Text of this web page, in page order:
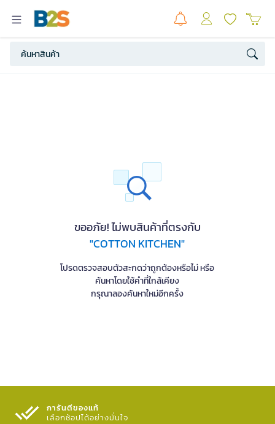
ขออภัย! ไม่พบสินค้าที่ตรงกับ
"COTTON KITCHEN"
โปรดตรวจสอบตัวสะกดว่าถูกต้องหรือไม่ หรือ
ค้นหาโดยใช้คำที่ใกล้เคียง
กรุณาลองค้นหาใหม่อีกครั้ง
การันตีของแท้
เลือกช้อปได้อย่างมั่นใจ​